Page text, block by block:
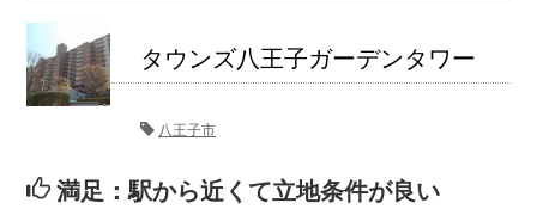
タウンズ八王子ガーデンタワー
八王子市
満足：駅から近くて立地条件が良い